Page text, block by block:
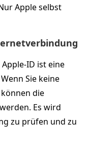
Apple selbst
ist eine
Sie keine
die
Es wird
zu prüfen und zu